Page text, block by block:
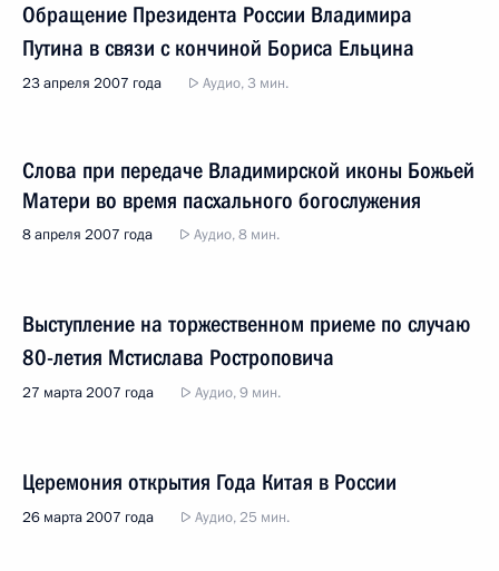
Обращение Президента России Владимира
Путина в связи с кончиной Бориса Ельцина
23 апреля 2007 года Аудио, 3 мин.
Слова при передаче Владимирской иконы Божьей
Матери во время пасхального богослужения
8 апреля 2007 года Аудио, 8 мин.
Выступление на торжественном приеме по случаю
80-летия Мстислава Ростроповича
27 марта 2007 года Аудио, 9 мин.
Церемония открытия Года Китая в России
26 марта 2007 года Аудио, 25 мин.